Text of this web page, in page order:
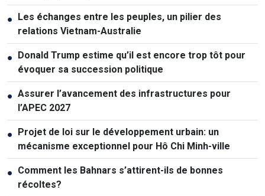
la puissance nationale
● Les échanges entre les peuples, un pilier des
relations Vietnam-Australie
● Donald Trump estime qu’il est encore trop tôt pour
évoquer sa succession politique
● Assurer l’avancement des infrastructures pour
l’APEC 2027
● Projet de loi sur le développement urbain: un
mécanisme exceptionnel pour Hô Chi Minh-ville
● Comment les Bahnars s’attirent-ils de bonnes
récoltes?